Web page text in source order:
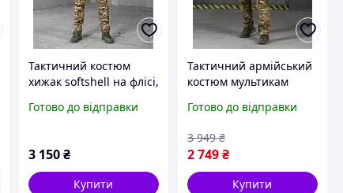
Тактичний костюм
хижак softshell на флісі,
камуфляжна осінь-зима
Готово до відправки
3 150 ₴
Купити
Тактичний армійський
костюм мультикам
липучками, міцна
Куртка Штани для
військових ЗСУ ВТ5033
Готово до відправки
2 749₴
3 949 ₴
Купити